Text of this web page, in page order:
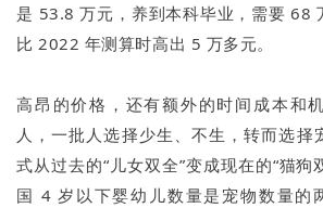
是 53.8 万元，养到本科毕业，需要 68
比 2022 年测算时高出 5 万多元。
高昂的价格，还有额外的时间成本和
人，一批人选择少生、不生，转而选择
式从过去的“儿女双全”变成现在的“猫狗
国 4 岁以下婴幼儿数量是宠物数量的